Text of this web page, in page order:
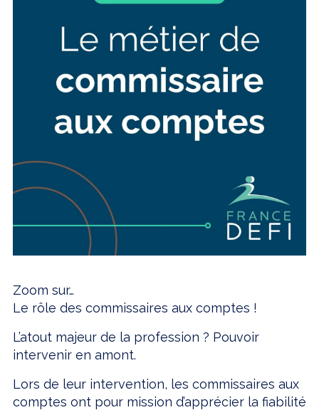
Zoom sur…
Le rôle des commissaires aux comptes !
L’atout majeur de la profession ? Pouvoir
intervenir en amont.
Lors de leur intervention, les commissaires aux
comptes ont pour mission d’apprécier la fiabilité